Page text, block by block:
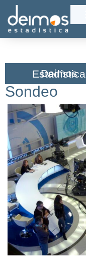
Deimos Estadística​
Sondeo